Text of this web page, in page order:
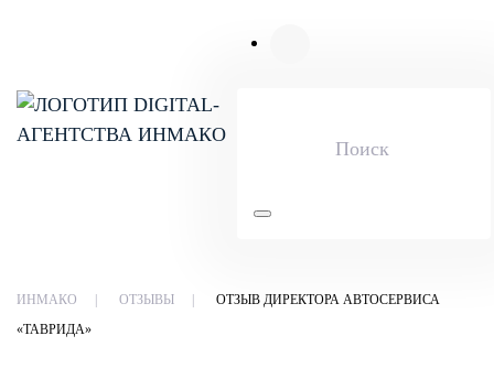
ИНМАКО ОТЗЫВЫ
ОТЗЫВ ДИРЕКТОРА АВТОСЕРВИСА
«ТАВРИДА»